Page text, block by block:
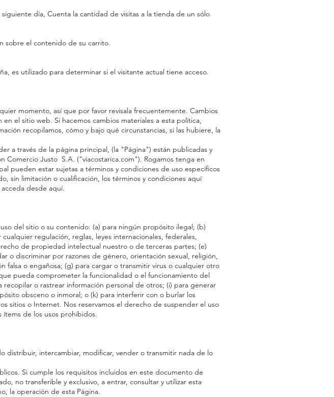
día, Cuenta la cantidad de visitas a la tienda de un sólo
sobre el contenido de su carrito.
es utilizado para determinar si el visitante actual tiene acceso.
momento, así que por favor revisala frecuentemente. Cambios
el sitio web. Si hacemos cambios materiales a esta política,
recopilamos, cómo y bajo qué circunstancias, si las hubiere, la
a través de la página principal, (la "Página") están publicadas y
Comercio Justo S.A. ("viacostarica.com"). Rogamos tenga en
pueden estar sujetas a términos y condiciones de uso específicos
sin limitación o cualificación, los términos y condiciones aquí
desde aquí.
del sitio o su contenido: (a) para ningún propósito ilegal; (b)
regulación, reglas, leyes internacionales, federales,
de propiedad intelectual nuestro o de terceras partes; (e)
o discriminar por razones de género, orientación sexual, religión,
falsa o engañosa; (g) para cargar o transmitir virus o cualquier otro
pueda comprometer la funcionalidad o el funcionamiento del
o rastrear información personal de otros; (i) para generar
obsceno o inmoral; o (k) para interferir con o burlar los
sitios o Internet. Nos reservamos el derecho de suspender el uso
de los usos prohibidos.
distribuir, intercambiar, modificar, vender o transmitir nada de lo
Si cumple los requisitos incluidos en este documento de
no transferible y exclusivo, a entrar, consultar y utilizar esta
la operación de esta Página.